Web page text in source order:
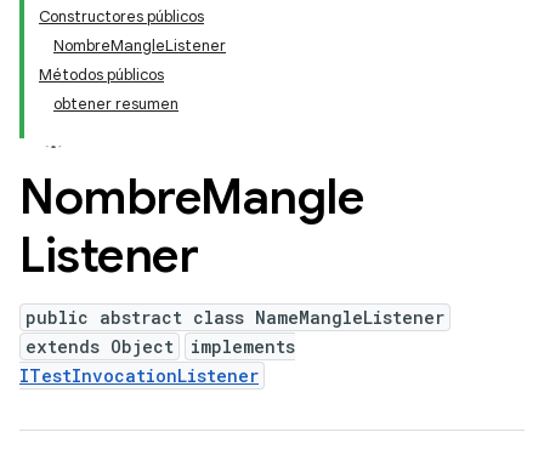
Constructores públicos
NombreMangleListener
Métodos públicos
obtener resumen
NombreMangle
Listener
public abstract class NameMangleListener
extends Object
implements
ITestInvocationListener